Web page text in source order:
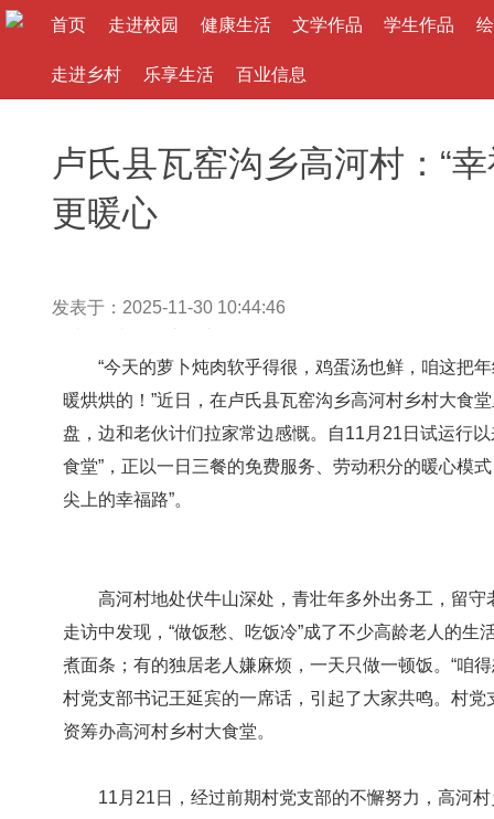
首页 走进校园 健康生活 文学作品 学生作品
走进乡村 乐享生活 百业信息
卢氏县瓦窑沟乡高河村：“
更暖心
发表于：2025-11-30 10:44:46
“今天的萝卜炖肉软乎得很，鸡蛋汤也鲜，咱这把年
暖烘烘的！”近日，在卢氏县瓦窑沟乡高河村乡村大食
盘，边和老伙计们拉家常边感慨。自11月21日试运行
食堂”，正以一日三餐的免费服务、劳动积分的暖心模
尖上的幸福路”。
高河村地处伏牛山深处，青壮年多外出务工，留守
走访中发现，“做饭愁、吃饭冷”成了不少高龄老人的
煮面条；有的独居老人嫌麻烦，一天只做一顿饭。“咱
村党支部书记王延宾的一席话，引起了大家共鸣。村
资筹办高河村乡村大食堂。
11月21日，经过前期村党支部的不懈努力，高河村